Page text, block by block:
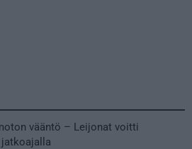
vääntö – Leijonat voitti